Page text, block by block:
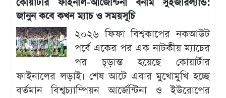
কোয়ার্টার ফাইনাল-আর্জেন্টিনা বনাম সুইজারল্যান্ড:
জানুন কবে কখন ম্যাচ ও সময়সূচি
২০২৬ ফিফা বিশ্বকাপের নকআউট
পর্বে একের পর এক নাটকীয় ম্যাচের
পর চূড়ান্ত হয়েছে কোয়ার্টার
ফাইনালের লড়াই। শেষ আটে এবার মুখোমুখি হচ্ছে
বর্তমান বিশ্বচ্যাম্পিয়ন আর্জেন্টিনা ও ইউরোপের